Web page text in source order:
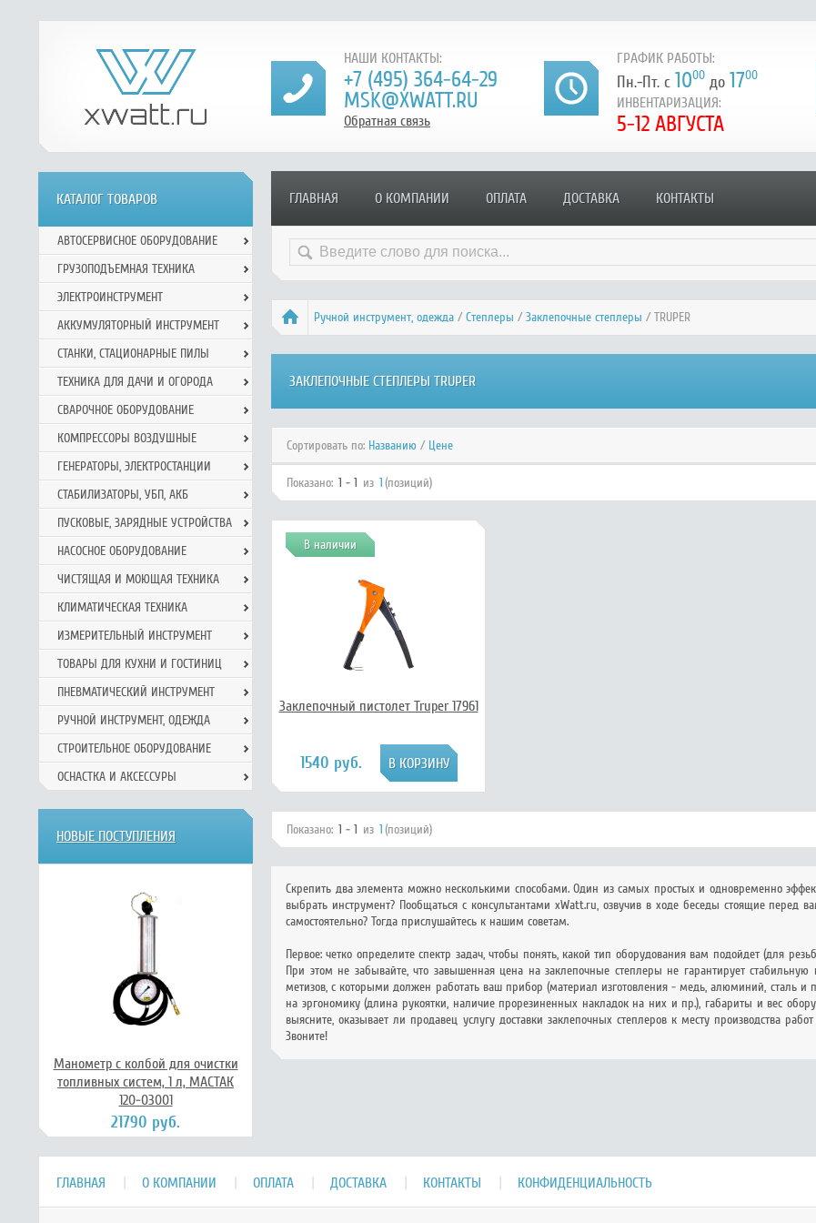
НАШИ КОНТАКТЫ:
+7 (495) 364-64-29
MSK@XWATT.RU
Обратная связь
ГРАФИК РАБОТЫ:
Пн.-Пт. с 1000 до 1700
ИНВЕНТАРИЗАЦИЯ:
5-12 АВГУСТА
ГЛАВНАЯ О КОМПАНИИ ОПЛАТА ДОСТАВКА КОНТАКТЫ
Ручной инcтрумент, одежда / Степлеры / Заклепочные степлеры / TRUPER
ЗАКЛЕПОЧНЫЕ СТЕПЛЕРЫ TRUPER
Сортировать по: Названию / Цене
Показано: 1 - 1 из 1(позиций)
В наличии
Заклепочный пистолет Truper 17961
1540 руб.
Показано: 1 - 1 из 1(позиций)
Скрепить два элемента можно несколькими способами. Один из самых простых и одновременно
выбрать инструмент? Пообщаться с консультантами xWatt.ru, озвучив в ходе беседы стоящие перед
самостоятельно? Тогда прислушайтесь к нашим советам.
Первое: четко определите спектр задач, чтобы понять, какой тип оборудования вам подойдет (для
При этом не забывайте, что завышенная цена на заклепочные степлеры не гарантирует стабильную
метизов, с которыми должен работать ваш прибор (материал изготовления - медь, алюминий, сталь и
на эргономику (длина рукоятки, наличие прорезиненных накладок на них и пр.), габариты и вес
выясните, оказывает ли продавец услугу доставки заклепочных степлеров к месту производства
Звоните!
КАТАЛОГ ТОВАРОВ
АВТОСЕРВИСНОЕ ОБОРУДОВАНИЕ
ГРУЗОПОДЪЕМНАЯ ТЕХНИКА
ЭЛЕКТРОИНСТРУМЕНТ
АККУМУЛЯТОРНЫЙ ИНСТРУМЕНТ
СТАНКИ, СТАЦИОНАРНЫЕ ПИЛЫ
ТЕХНИКА ДЛЯ ДАЧИ И ОГОРОДА
СВАРОЧНОЕ ОБОРУДОВАНИЕ
КОМПРЕССОРЫ ВОЗДУШНЫЕ
ГЕНЕРАТОРЫ, ЭЛЕКТРОСТАНЦИИ
СТАБИЛИЗАТОРЫ, УБП, АКБ
ПУСКОВЫЕ, ЗАРЯДНЫЕ УСТРОЙСТВА
НАСОСНОЕ ОБОРУДОВАНИЕ
ЧИСТЯЩАЯ И МОЮЩАЯ ТЕХНИКА
КЛИМАТИЧЕСКАЯ ТЕХНИКА
ИЗМЕРИТЕЛЬНЫЙ ИНСТРУМЕНТ
ТОВАРЫ ДЛЯ КУХНИ И ГОСТИНИЦ
ПНЕВМАТИЧЕСКИЙ ИНСТРУМЕНТ
РУЧНОЙ ИНCТРУМЕНТ, ОДЕЖДА
СТРОИТЕЛЬНОЕ ОБОРУДОВАНИЕ
ОСНАСТКА И АКСЕССУРЫ
НОВЫЕ ПОСТУПЛЕНИЯ
Манометр с колбой для очистки
топливных систем, 1 л, МАСТАК
120-03001
21790 руб.
ГЛАВНАЯ О КОМПАНИИ ОПЛАТА ДОСТАВКА КОНТАКТЫ КОНФИДЕНЦИАЛЬНОСТЬ